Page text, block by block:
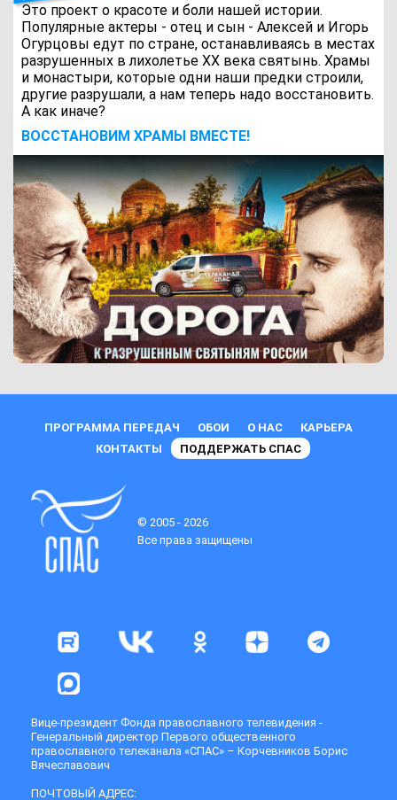
Это проект о красоте и боли нашей истории.
Популярные актеры - отец и сын - Алексей и Игорь
Огурцовы едут по стране, останавливаясь в местах
разрушенных в лихолетье ХХ века святынь. Храмы
и монастыри, которые одни наши предки строили,
другие разрушали, а нам теперь надо восстановить.
А как иначе?
ВОCСТАНОВИМ ХРАМЫ ВМЕСТЕ!
ПРОГРАММА ПЕРЕДАЧ ОБОИ О НАС
КАРЬЕРА
КОНТАКТЫ
ПОДДЕРЖАТЬ СПАС
© 2005 - 2026
Все права защищены
Вице-президент Фонда православного телевидения -
Генеральный директор Первого общественного
православного телеканала «СПАС» – Корчевников Борис
Вячеславович
ПОЧТОВЫЙ АДРЕС: